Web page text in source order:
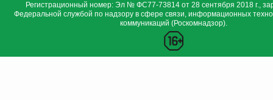
Регистрационный номер: Эл № ФС77-73814 от 28 сентября 2018 г.,
Федеральной службой по надзору в сфере связи, информационных
коммуникаций (Роскомнадзор).